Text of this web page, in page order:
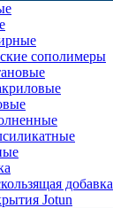
сополимеры
добавка
Jotun